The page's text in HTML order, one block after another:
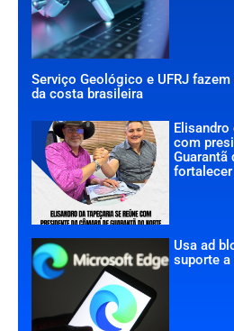
Serviço Geológico e UFRJ
da costa brasileira
Elisandro
com
Guarantã
fortalecer
Usa ad
suporte